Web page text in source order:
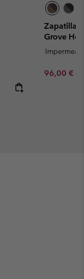
Zapatillas
Grove
Sale price:
96,00 €